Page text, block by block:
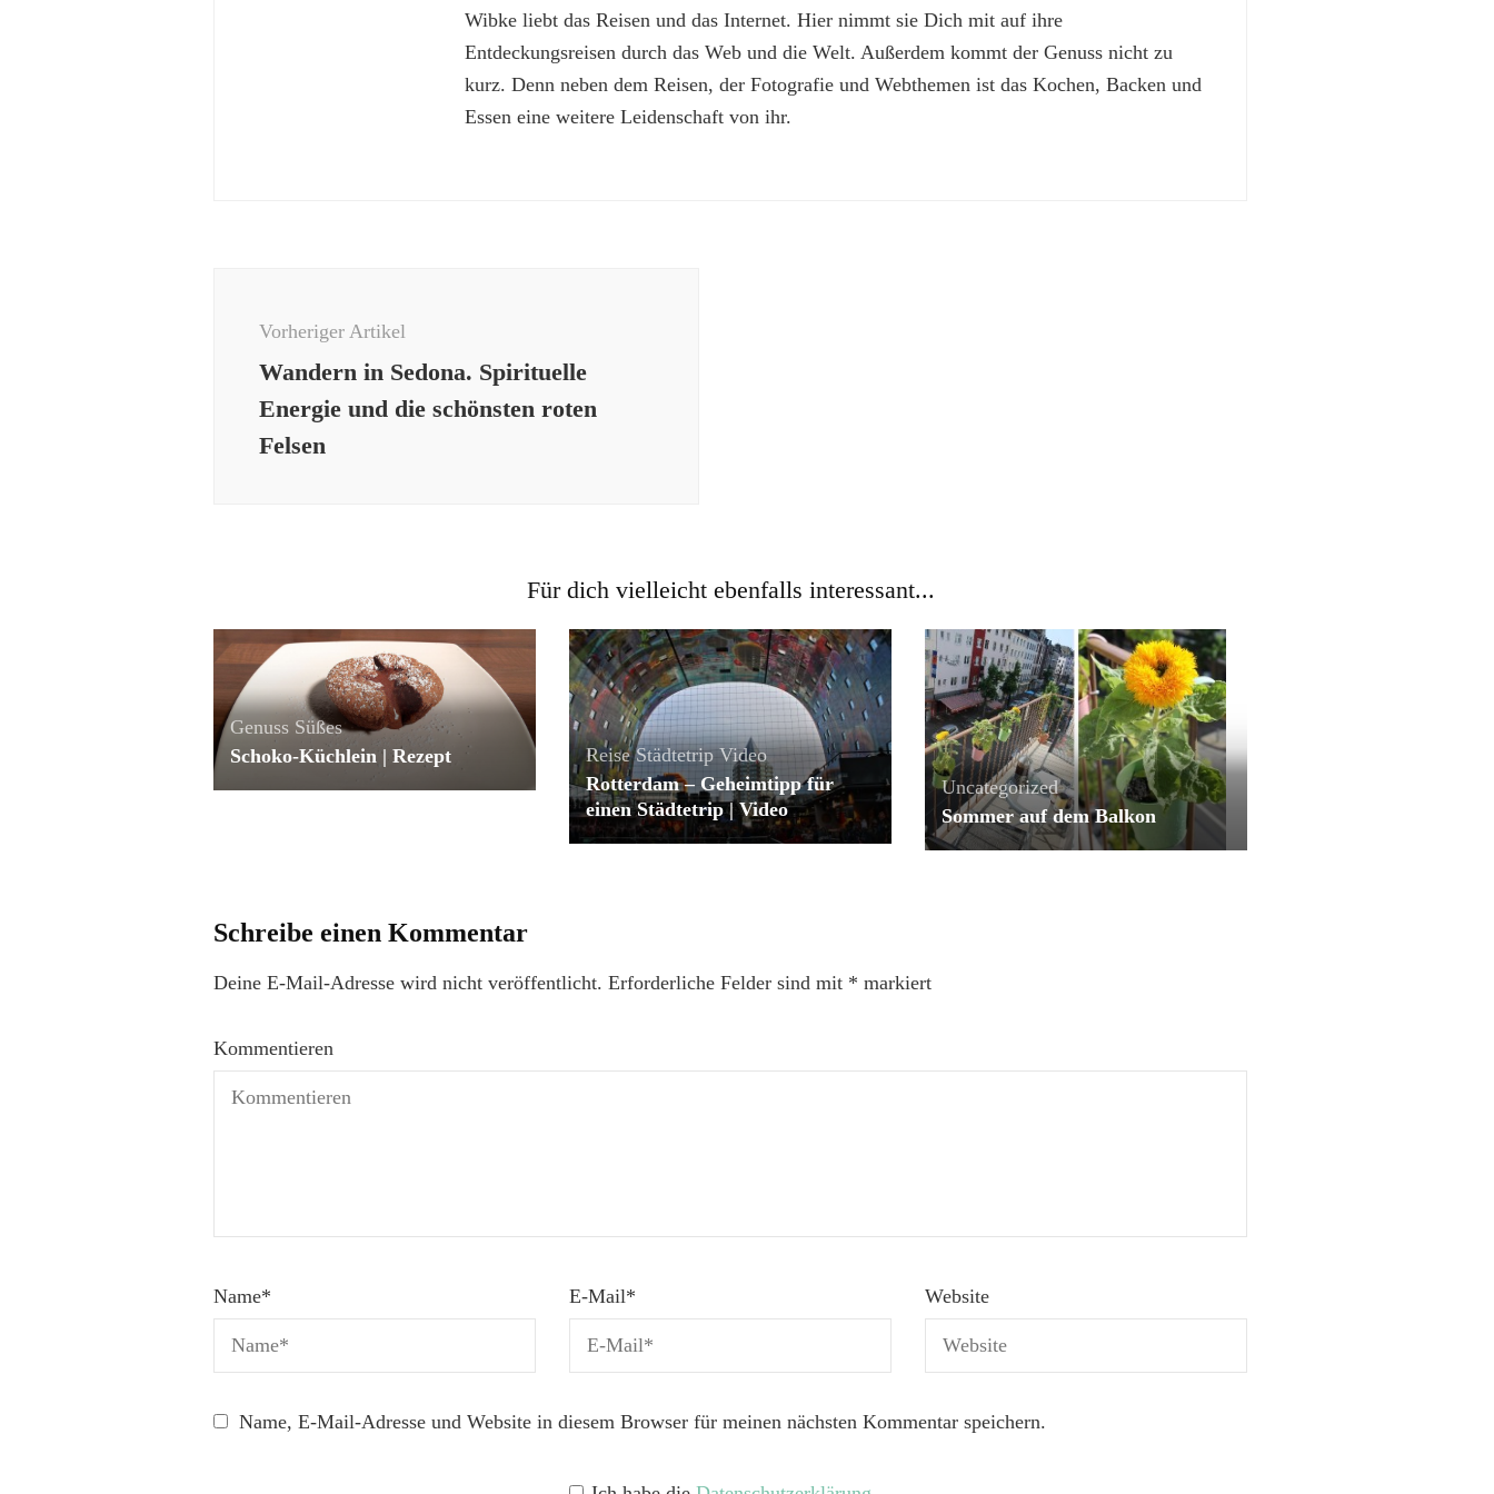
Wibke liebt das Reisen und das Internet. Hier nimmt sie Dich mit auf ihre
Entdeckungsreisen durch das Web und die Welt. Außerdem kommt der Genuss nicht zu
kurz. Denn neben dem Reisen, der Fotografie und Webthemen ist das Kochen, Backen und
Essen eine weitere Leidenschaft von ihr.
Vorheriger Artikel
Wandern in Sedona. Spirituelle
Energie und die schönsten roten
Felsen
Für dich vielleicht ebenfalls interessant...
Genuss Süßes
Schoko-Küchlein | Rezept
Reise Städtetrip Video
Rotterdam – Geheimtipp für
einen Städtetrip | Video
Uncategorized
Sommer auf dem Balkon
Schreibe einen Kommentar
Deine E-Mail-Adresse wird nicht veröffentlicht. Erforderliche Felder sind mit * markiert
Kommentieren
Name* E-Mail* Website
Name, E-Mail-Adresse und Website in diesem Browser für meinen nächsten Kommentar speichern.